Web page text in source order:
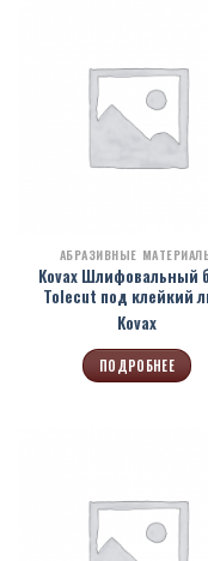
АБРАЗИВНЫЕ
Kovax Шлифовальный
Tolecut под клейкий
Kovax
ПОДРОБНЕЕ